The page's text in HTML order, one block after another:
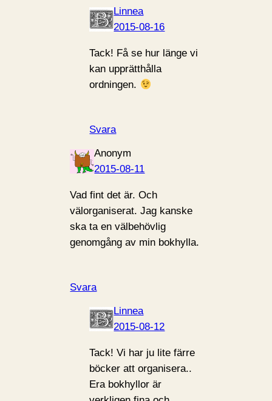
Linnea
2015-08-16
Tack! Få se hur länge vi
kan upprätthålla
ordningen.
Svara
Anonym
2015-08-11
Vad fint det är. Och
välorganiserat. Jag kanske
ska ta en välbehövlig
genomgång av min bokhylla.
Svara
Linnea
2015-08-12
Tack! Vi har ju lite färre
böcker att organisera..
Era bokhyllor är